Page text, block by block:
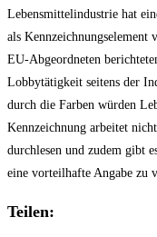
Lebensmittelindustrie hat
als Kennzeichnungselement
EU-Abgeordneten
Lobbytätigkeit seitens der
durch die Farben würden
Kennzeichnung arbeitet
durchlesen und zudem gibt
eine vorteilhafte Angabe zu
Teilen: